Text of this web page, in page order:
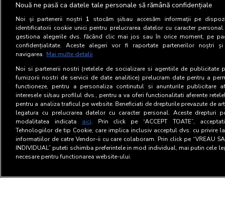
FOCUS multimedia
Investiții în publicitate
Activitati
educationale
Coduri de bune practici
Rezultatele SATI sunt
tarife si conditii specifice.
Pentru a integra orice alt
deține sau colectează
dar necesită o discuție
Informatii privind tarifele
sau direct prin accesarea
Nouă ne pasă ca datele tale personale să rămână confidențiale
Noi și partenerii noștri 1 stocăm și/sau accesăm informații pe
identificatorii cookie unici pentru prelucrarea datelor cu caracter
gestiona alegerile dvs. făcând clic mai jos sau în orice moment, pe
confidențialitate. Aceste alegeri vor fi raportate partenerilor noștri
navigarea. Mai multe detalii
Noi si partenerii nostri (retelele de socializare si agentiile de publicitate
furnizorii nostri de servicii de date analitice) prelucram date pentru a
functioneze, pentru a personaliza continutul si anunturile publicitare
interesele si/sau profilul dvs., pentru a va oferi functionalitati aferente
pentru a analiza traficul pe website. Beneficiati de drepturile prevazute de
legatura cu prelucrarea datelor cu caracter personal. Aceste drepturi
modalitatea indicata aici. Prin click pe “ACCEPT TOATE”,
Tehnologiilor de tip Cookie, care implica inclusiv acceptul dvs. cu privire la
informatiilor de catre Vendor-ii cu care colaboram. Prin click pe “VREAU SA
INDIVIDUAL” puteti schimba preferintele in mod individual, mai putin cele
necesare pentru functionarea website-ului.